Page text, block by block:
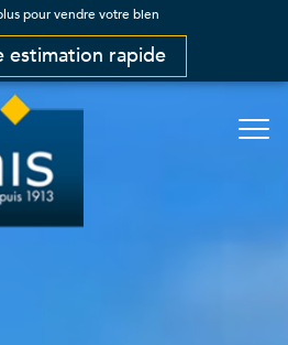
pour vendre votre bien
estimation rapide